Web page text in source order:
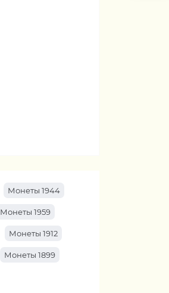
Монеты 1944
Монеты 1959
Монеты 1912
Монеты 1899